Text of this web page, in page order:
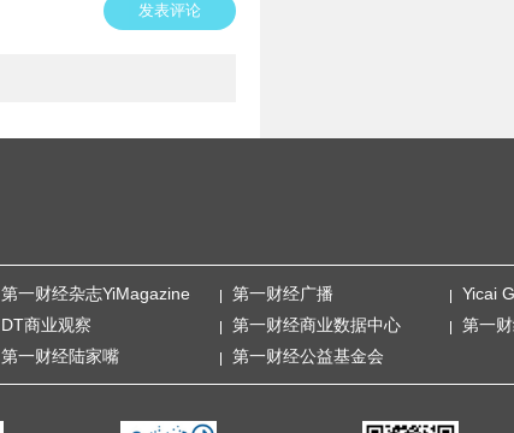
发表评论
第一财经杂志YiMagazine 第一财经广播
Yicai
DT商业观察 第一财经商业数据中心
第一
第一财经陆家嘴 第一财经公益基金会